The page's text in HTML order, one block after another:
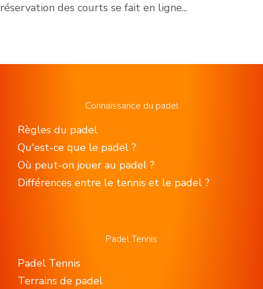
réservation des courts se fait en ligne...
Connaissance du padel
Règles du padel
Qu'est-ce que le padel ?
Où peut-on jouer au padel ?
Différences entre le tennis et le padel ?
Padel Tennis
Padel Tennis
Terrains de padel